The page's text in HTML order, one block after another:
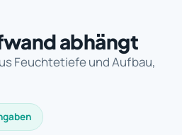
abhängt
Feuchtetiefe und Aufbau,